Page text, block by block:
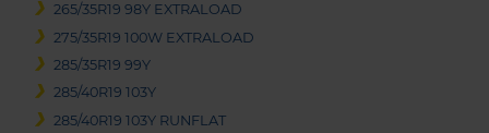
265/35R19 98Y EXTRALOAD
275/35R19 100W EXTRALOAD
285/35R19 99Y
285/40R19 103Y
285/40R19 103Y RUNFLAT